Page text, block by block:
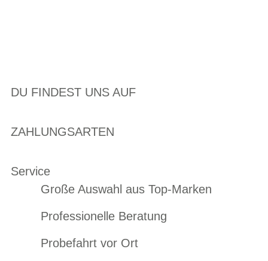
DU FINDEST UNS AUF
ZAHLUNGSARTEN
Service
Große Auswahl aus Top-Marken
Professionelle Beratung
Probefahrt vor Ort